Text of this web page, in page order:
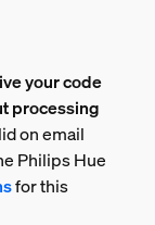
your code
processing
on email
Philips Hue
for this